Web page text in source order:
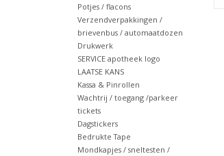
Potjes / flacons
Verzendverpakkingen /
brievenbus / automaatdozen
Drukwerk
SERVICE apotheek logo
LAATSE KANS
Kassa & Pinrollen
Wachtrij / toegang /parkeer
tickets
Dagstickers
Bedrukte Tape
Mondkapjes / sneltesten /